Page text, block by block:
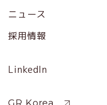
ニュース
採用情報
Social
Profile
LinkedIn
Sitewide